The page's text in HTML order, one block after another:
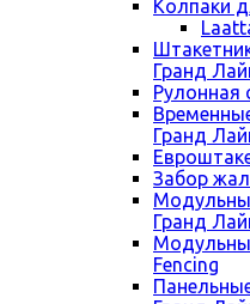
Колпаки
Гранд
Рулонная
Гранд
Забор
Гранд
Fencing